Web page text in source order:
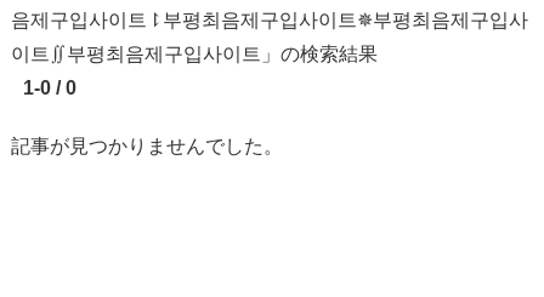
음제구입사이트⥏부평최음제구입사이트✵부평최음제구입사
이트∬부평최음제구입사이트」の検索結果
1-0 / 0
記事が見つかりませんでした。